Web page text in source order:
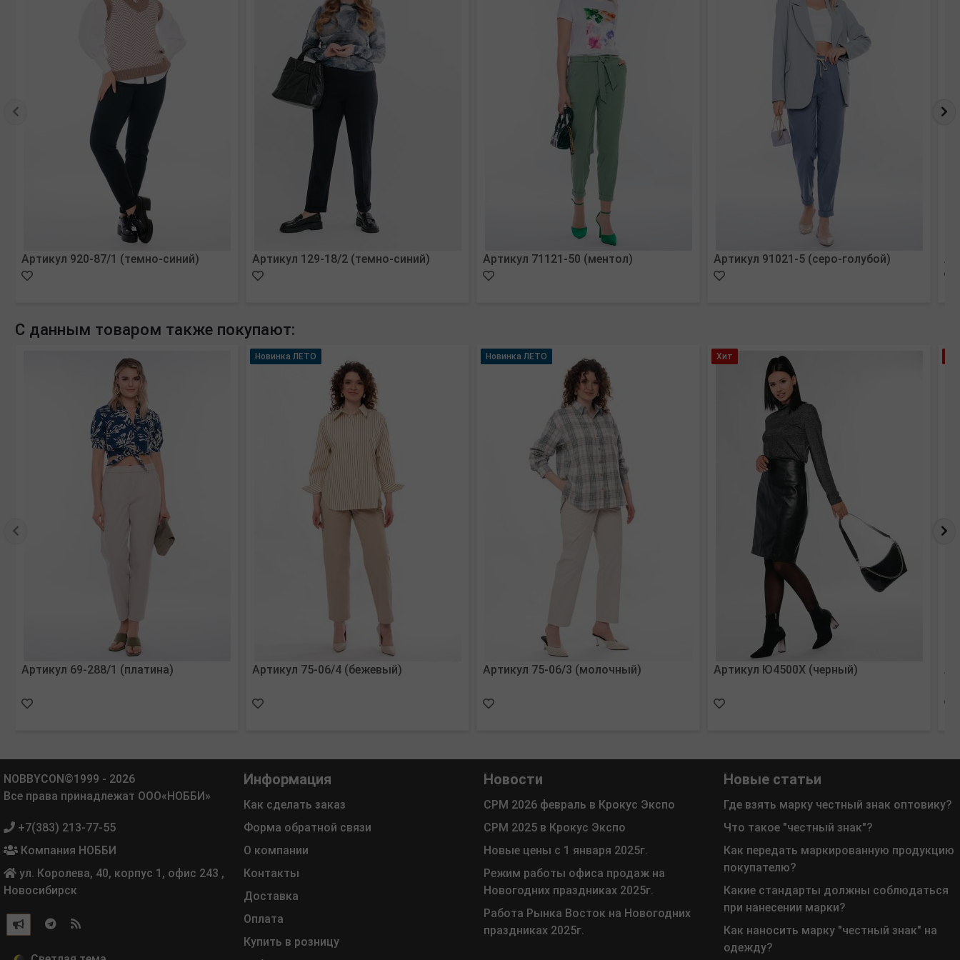
Артикул 920-87/1 (темно-синий) Артикул 129-18/2 (темно-синий) Артикул 71121-50 (ментол) Артикул 91021-5 (серо-голубой)
С данным товаром также покупают:
Артикул 69-288/1 (платина)
Новинка ЛЕТО
Артикул 75-06/4 (бежевый)
Новинка ЛЕТО
Артикул 75-06/3 (молочный)
Хит
Артикул Ю4500Х (черный)
NOBBYCON©1999 - 2026
Все права принадлежат ООО«НОББИ»
+7(383) 213-77-55
Компания НОББИ
ул. Королева, 40, корпус 1, офис 243 ,
Новосибирск
Информация
Как сделать заказ
Форма обратной связи
О компании
Контакты
Доставка
Оплата
Купить в розницу
Новости
СРМ 2026 февраль в Крокус Экспо
СРМ 2025 в Крокус Экспо
Новые цены с 1 января 2025г.
Режим работы офиса продаж на
Новогодних праздниках 2025г.
Работа Рынка Восток на Новогодних
праздниках 2025г.
Новые статьи
Где взять марку честный знак оптовику?
Что такое "честный знак"?
Как передать маркированную продукцию
покупателю?
Какие стандарты должны соблюдаться
при нанесении марки?
Как наносить марку "честный знак" на
одежду?